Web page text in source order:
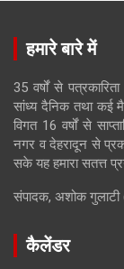
हमारे बारे में
35 वर्षों से
सांध्य दैनिक तथा कई
विगत 16 वर्षों से
नगर व देहरादून से
सके यह हमारा सतत्त
संपादक, अशोक गुलाटी
कैलेंडर